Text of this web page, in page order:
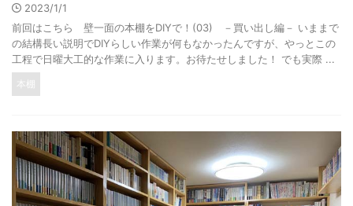
2023/1/1
前回はこちら 壁一面の本棚をDIYで！(03) －買い出し編－ いままで
の結構長い説明でDIYらしい作業が何もなかったんですが、やっとこの
工程で日曜大工的な作業に入ります。お待たせしました！ でも実際 ...
本棚